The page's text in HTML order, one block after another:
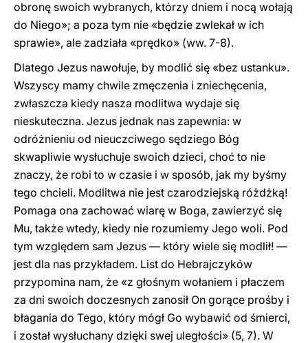
obronę swoich wybranych, którzy dniem i nocą wołają
do Niego»; a poza tym nie «będzie zwlekał w ich
sprawie», ale zadziała «prędko» (ww. 7-8).
Dlatego Jezus nawołuje, by modlić się «bez ustanku».
Wszyscy mamy chwile zmęczenia i zniechęcenia,
zwłaszcza kiedy nasza modlitwa wydaje się
nieskuteczna. Jezus jednak nas zapewnia: w
odróżnieniu od nieuczciwego sędziego Bóg
skwapliwie wysłuchuje swoich dzieci, choć to nie
znaczy, że robi to w czasie i w sposób, jak my byśmy
tego chcieli. Modlitwa nie jest czarodziejską różdżką!
Pomaga ona zachować wiarę w Boga, zawierzyć się
Mu, także wtedy, kiedy nie rozumiemy Jego woli. Pod
tym względem sam Jezus — który wiele się modlił! —
jest dla nas przykładem. List do Hebrajczyków
przypomina nam, że «z głośnym wołaniem i płaczem
za dni swoich doczesnych zanosił On gorące prośby i
błagania do Tego, który mógł Go wybawić od śmierci,
i został wysłuchany dzięki swej uległości» (5, 7). W